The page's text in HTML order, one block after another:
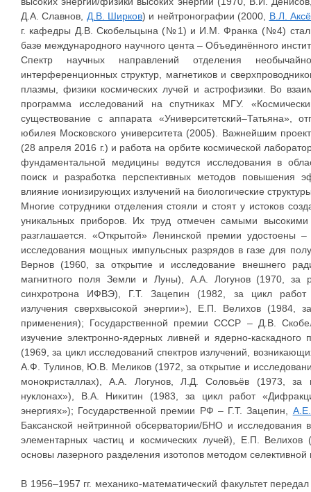
Д.А. Славнов, Д.В. Ширков) и нейтронографии (2000, В.Л.
г. кафедры Д.В. Скобельцына (№1) и И.М. Франка (№4)
базе международного научного цента – Объединённого
Спектр научных направлений отделения
интерференционных структур, магнетиков и
плазмы, физики космических лучей и астрофизики. Во
программа исследований на спутниках МГУ.
существование с аппарата «Университетский–Татьяна»,
юбилея Московского университета (2005). Важнейшим
(28 апреля 2016 г.) и работа на орбите космической
фундаментальной медицины ведутся исследования в
поиск и разработка перспективных методов повышения
влияние ионизирующих излучений на биологические
Многие сотрудники отделения стояли и стоят у истоков
уникальных приборов. Их труд отмечен самыми
разглашается. «Открытой» Ленинской премии
исследования мощных импульсных разрядов в газе для
Вернов (1960, за открытие и исследование внешнего
магнитного поля Земли и Луны), А.А. Логунов (1970, за
синхротрона ИФВЭ), Г.Т. Зацепин (1982, за цикл работ
излучения сверхвысокой энергии»), Е.П. Велихов
применения); Государственной премии СССР – Д.В.
изучение электронно-ядерных ливней и ядерно-
(1969, за цикл исследований спектров излучений,
А.Ф. Тулинов, Ю.В. Меликов (1972, за открытие и
монокристаллах), А.А. Логунов, Л.Д. Соловьёв (1973,
нуклонах»), В.А. Никитин (1983, за цикл работ
энергиях»); Государственной премии РФ – Г.Т. Зацепин,
Баксанской нейтринной обсерватории/БНО и исследования
элементарных частиц и космических лучей), Е.П. Велихов
основы лазерного разделения изотопов методом
В 1956–1957 гг. механико-математический факультет